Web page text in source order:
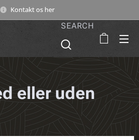
Kontakt os her
SEARCH
eller uden